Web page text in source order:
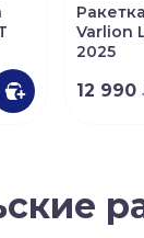
Varlion
2025
12